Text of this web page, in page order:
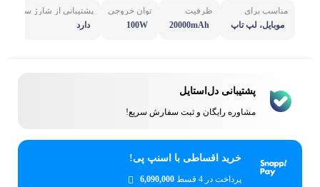
مناسب برای
موبایل، لپ تاپ
ظرفیت
20000mAh
توان خروجی
100W
پشتیبانی از شارژ سریع
دارد
پشتیبانی دل‌استایل
مشاوره رایگان و ثبت سفارش سریع!
خرید اقساطی با اسنپ پی!
پرداخت در 4 قسط 6,090,000